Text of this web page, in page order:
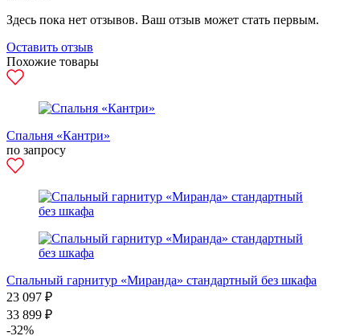
Здесь пока нет отзывов. Ваш отзыв может стать первым.
Оставить отзыв
Похожие товары
Спальня «Кантри»
по запросу
Спальный гарнитур «Миранда» стандартный без шкафа
23 097 ₽
33 899 ₽
-32%